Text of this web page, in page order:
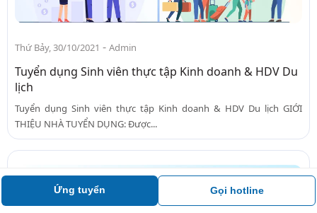
Ứng tuyển Gọi hotline
Thứ Bảy, 30/10/2021 - Admin
Tuyển dụng Sinh viên thực tập Kinh doanh & HDV Du
lịch
Tuyển dụng Sinh viên thực tập Kinh doanh & HDV Du lịch GIỚI
THIỆU NHÀ TUYỂN DỤNG: Được...